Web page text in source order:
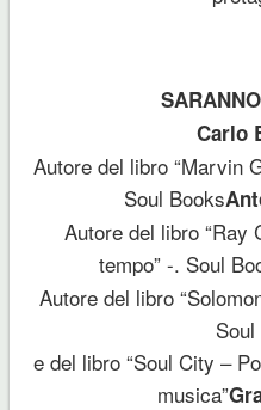
Carlo
Autore del libro “Marvin
Soul Books
Autore del libro “Ray
tempo” -. Soul
Autore del libro
e del libro “Soul City –
musica”